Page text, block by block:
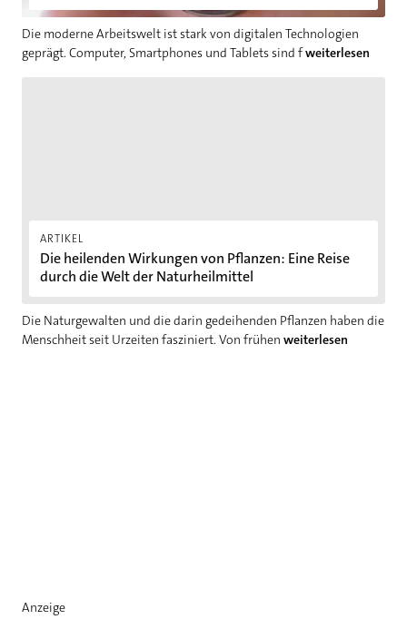
Die moderne Arbeitswelt ist stark von digitalen Technologien
geprägt. Computer, Smartphones und Tablets sind fweiterlesen
ARTIKEL
Die heilenden Wirkungen von Pflanzen: Eine Reise
durch die Welt der Naturheilmittel
Die Naturgewalten und die darin gedeihenden Pflanzen haben die
Menschheit seit Urzeiten fasziniert. Von frühen weiterlesen
Anzeige